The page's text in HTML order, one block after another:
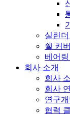
실린
쉘 커버
베어링
회사 소개
회사
회사
연구
협력